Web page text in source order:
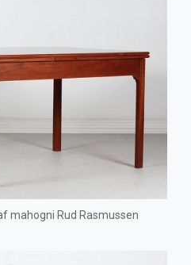
mahogni Rud Rasmussen